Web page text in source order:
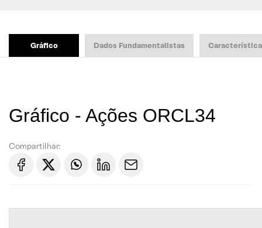
Gráfico Dados Fundamentalistas
Gráfico - Ações ORCL34
Compartilhar: